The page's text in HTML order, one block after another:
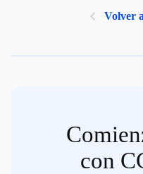
Volver
con